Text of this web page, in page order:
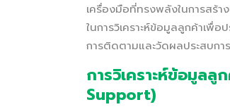
เครื่องมือที่ทรงพลังในการสร้า
ในการวิเคราะห์ข้อมูลลูกค้าเ
การติดตามและวัดผลประสบก
การวิเคราะห์ข้อมูล
Support)